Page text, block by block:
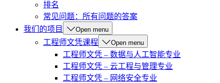
排名
常见问题：所有问题的答案
我们的项目
Open menu
工程师文凭课程 Open menu
工程师文凭 – 数据与人工智能专业
工程师文凭 – 云工程与管理专业
工程师文凭 – 网络安全专业